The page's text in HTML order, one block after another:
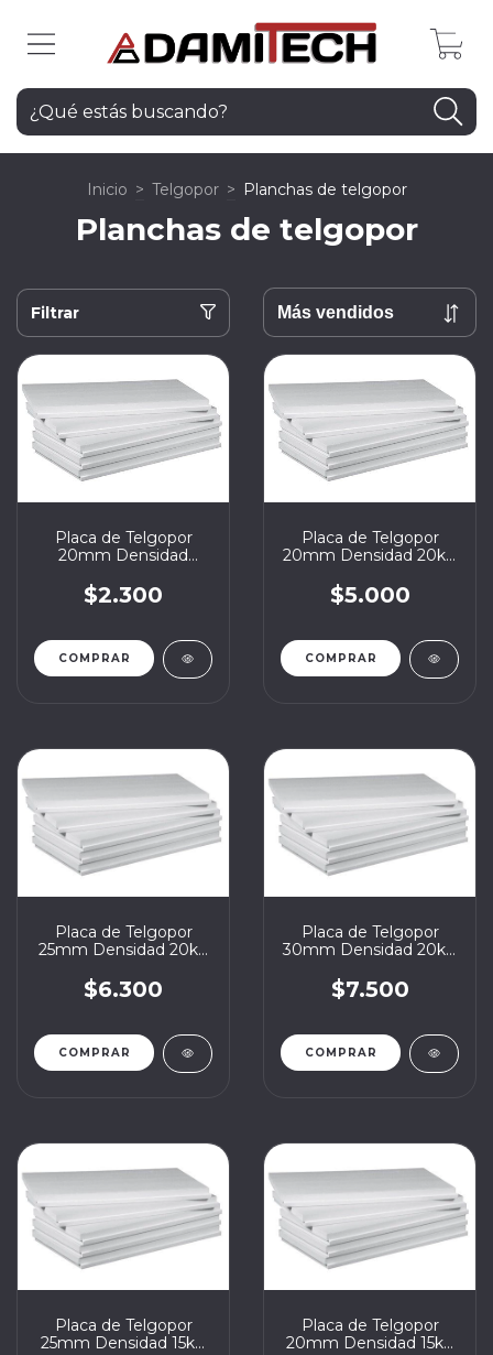
Inicio > Telgopor > Planchas de telgopor
Planchas de telgopor
Filtrar
Placa de Telgopor
20mm Densidad
$2.300
Placa de Telgopor
20mm Densidad 20kg
$5.000
Placa de Telgopor
25mm Densidad 20kg
$6.300
Placa de Telgopor
30mm Densidad 20kg
$7.500
Placa de Telgopor
25mm Densidad 15kg
Placa de Telgopor
20mm Densidad 15kg